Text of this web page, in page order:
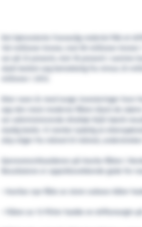
Det børsnoterte Fosnavåg-rederiet fikk et
var på 33 prosent, mot 18 prosent i samme
skatt bedret seg betraktelig fra minus 25
Etter noen år med tunge investeringer hvor
opp den mest moderne flåten blant de
ser administrerende direktør Njål Sævik
stadig bedre. Vi merker tydelig at
skip stiger fra måned til måned, understreker
Gjennomsnittsalderen på Havila-flåten i
Resultatene er oppsiktsvekkende gode for
• Havilas nye flåte av store subsea-båter
• Flåten av 13 PSVer hadde en driftsmargin på